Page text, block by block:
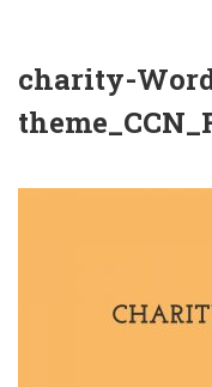
charity-